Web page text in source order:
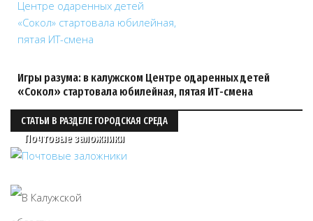
Игры разума: в калужском Центре одаренных детей
«Сокол» стартовала юбилейная, пятая ИТ-смена
СТАТЬИ В РАЗДЕЛЕ ГОРОДСКАЯ СРЕДА
Почтовые заложники